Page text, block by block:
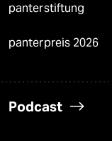
panterstiftung
panterpreis 2026
Podcast